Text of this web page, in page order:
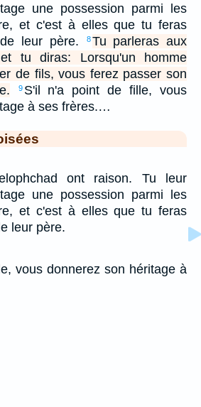
une possession parmi les
et c'est à elles que tu feras
leur père.
8 Tu parleras aux
tu diras: Lorsqu'un homme
de fils, vous ferez passer son
9 S'il n'a point de fille, vous
à ses frères.…
ont raison. Tu leur
une possession parmi les
et c'est à elles que tu feras
leur père.
vous donnerez son héritage à